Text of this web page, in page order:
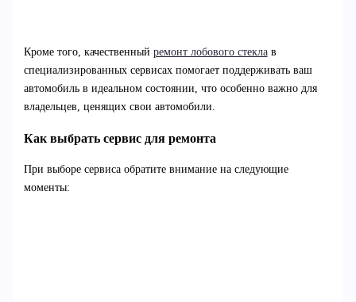
Кроме того, качественный ремонт лобового стеклав
специализированных сервисах помогает поддерживать ваш
автомобиль в идеальном состоянии, что особенно важно для
владельцев, ценящих свои автомобили.
Как выбрать сервис для ремонта
При выборе сервиса обратите внимание на следующие
моменты: